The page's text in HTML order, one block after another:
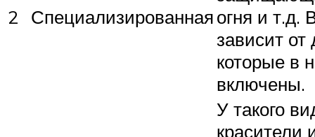
2 Специализированнаяогня и т.д.
зависит от
которые в
включены.
У такого
красители